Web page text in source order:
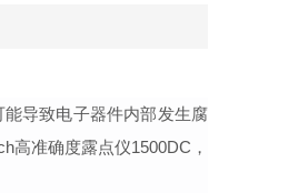
导致电子器件内部发生腐
高准确度露点仪1500DC，